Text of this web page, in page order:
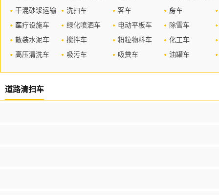
车
干混砂浆运输
车
洗扫车 客车
房车
医疗设施车
绿化喷洒车 电动平板车
除雪车
散装水泥车
搅拌车 粉粒物料车
化工车
高压清洗车
吸污车 吸粪车 油罐车
道路清扫车